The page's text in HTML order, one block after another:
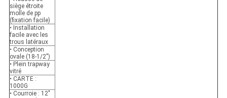
siège étroite
molle de pp
(fixation facile)
• Installation
facile avec les
trous latéraux
• Conception
ovale (18-1/2")
• Plein trapway
vitré
• CARTE :
1000G
• Courroie : 12"